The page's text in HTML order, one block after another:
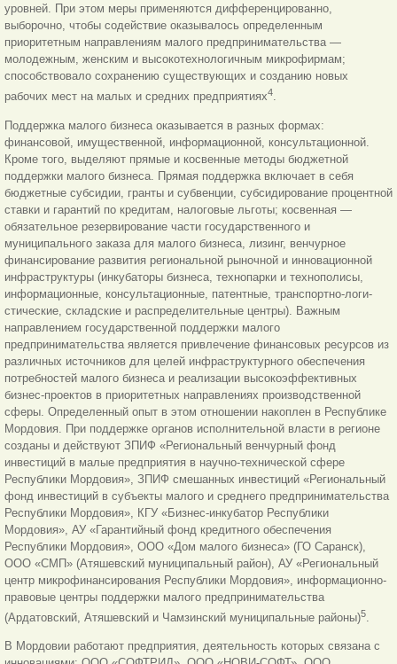
уровней. При этом меры применяются дифференцированно,
выборочно, чтобы содействие оказывалось определенным
приоритетным направлениям малого предпринимательства —
молодежным, женским и высокотехнологичным микрофирмам;
способствовало сохранению существующих и созданию новых
рабочих мест на малых и средних предприятиях4.
Поддержка малого бизнеса оказывается в разных формах:
финансовой, имущественной, информационной, консультационной.
Кроме того, выделяют прямые и косвенные методы бюджетной
поддержки малого бизнеса. Прямая поддержка включает в себя
бюджетные субсидии, гранты и субвенции, субсидирование процентной
ставки и гарантий по кредитам, налоговые льготы; косвенная —
обязательное резервирование части государственного и
муниципального заказа для малого бизнеса, лизинг, венчурное
финансирование развития региональной рыночной и инновационной
инфраструктуры (инкубаторы бизнеса, технопарки и технополисы,
информационные, консультационные, патентные, транспортно-логи-
стические, складские и распределительные центры). Важным
направлением государственной поддержки малого
предпринимательства является привлечение финансовых ресурсов из
различных источников для целей инфраструктурного обеспечения
потребностей малого бизнеса и реализации высокоэффективных
бизнес-проектов в приоритетных направлениях производственной
сферы. Определенный опыт в этом отношении накоплен в Республике
Мордовия. При поддержке органов исполнительной власти в регионе
созданы и действуют ЗПИФ «Региональный венчурный фонд
инвестиций в малые предприятия в научно-технической сфере
Республики Мордовия», ЗПИФ смешанных инвестиций «Региональный
фонд инвестиций в субъекты малого и среднего предпринимательства
Республики Мордовия», КГУ «Бизнес-инкубатор Республики
Мордовия», АУ «Гарантийный фонд кредитного обеспечения
Республики Мордовия», ООО «Дом малого бизнеса» (ГО Саранск),
ООО «СМП» (Атяшевский муниципальный район), АУ «Региональный
центр микрофинансирования Республики Мордовия», информационно-
правовые центры поддержки малого предпринимательства
(Ардатовский, Атяшевский и Чамзинский муниципальные районы)5.
В Мордовии работают предприятия, деятельность которых связана с